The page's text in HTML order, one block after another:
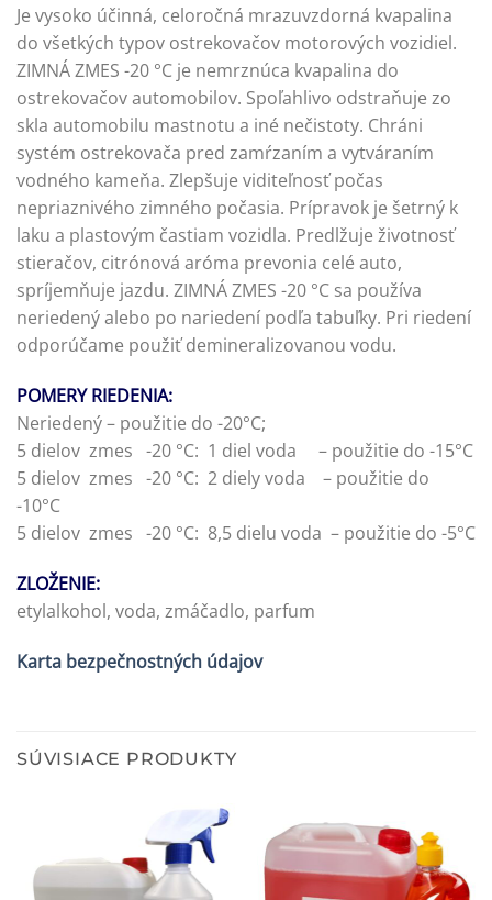
Je vysoko účinná, celoročná mrazuvzdorná kvapalina
do všetkých typov ostrekovačov motorových vozidiel.
ZIMNÁ ZMES -20 °C je nemrznúca kvapalina do
ostrekovačov automobilov. Spoľahlivo odstraňuje zo
skla automobilu mastnotu a iné nečistoty. Chráni
systém ostrekovača pred zamŕzaním a vytváraním
vodného kameňa. Zlepšuje viditeľnosť počas
nepriaznivého zimného počasia. Prípravok je šetrný k
laku a plastovým častiam vozidla. Predlžuje životnosť
stieračov, citrónová aróma prevonia celé auto,
spríjemňuje jazdu. ZIMNÁ ZMES -20 °C sa používa
neriedený alebo po nariedení podľa tabuľky. Pri riedení
odporúčame použiť demineralizovanou vodu.
POMERY RIEDENIA:
Neriedený – použitie do -20°C;
5 dielov zmes -20 °C: 1 diel voda – použitie do -15°C
5 dielov zmes -20 °C: 2 diely voda – použitie do
-10°C
5 dielov zmes -20 °C: 8,5 dielu voda – použitie do -5°C
ZLOŽENIE:
etylalkohol, voda, zmáčadlo, parfum
Karta bezpečnostných údajov
SÚVISIACE PRODUKTY